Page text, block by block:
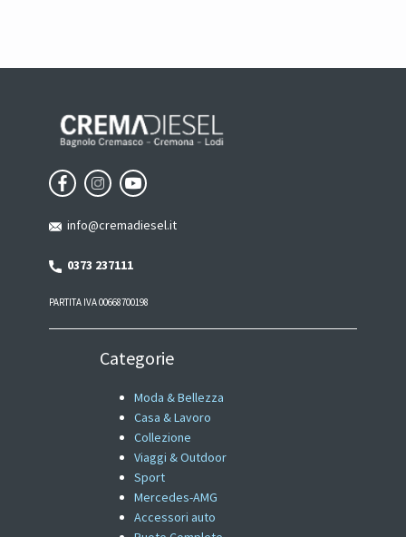
info@cremadiesel.it
0373 237111
PARTITA IVA 00668700198
Categorie
Moda & Bellezza
Casa & Lavoro
Collezione
Viaggi & Outdoor
Sport
Mercedes-AMG
Accessori auto